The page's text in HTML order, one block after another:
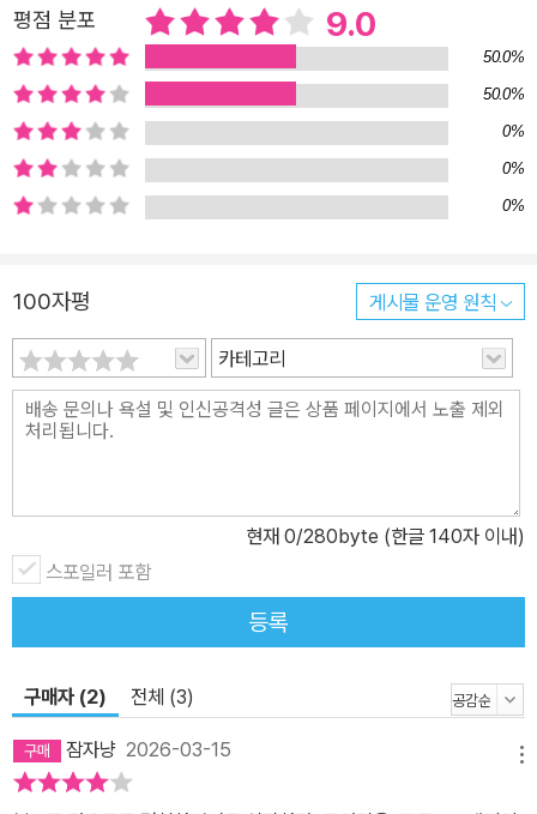
평점 분포 9.0
50.0%
50.0%
0%
0%
0%
100자평 게시물 운영 원칙
카테고리
현재 0/280byte (한글 140자 이내)
스포일러 포함
등록
구매자 (2) 전체 (3)
잠자냥 2026-03-15